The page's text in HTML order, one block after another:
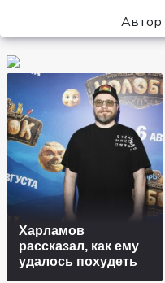
Автор
Харламов
рассказал, как ему
удалось похудеть